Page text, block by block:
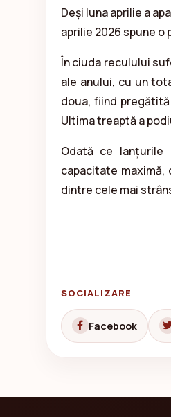
Deși luna aprilie a
aprilie 2026 spune
În ciuda reculului
ale anului, cu un
doua, fiind
Ultima treaptă a
Odată ce
capacitate
dintre cele mai
SOCIALIZARE
Facebook